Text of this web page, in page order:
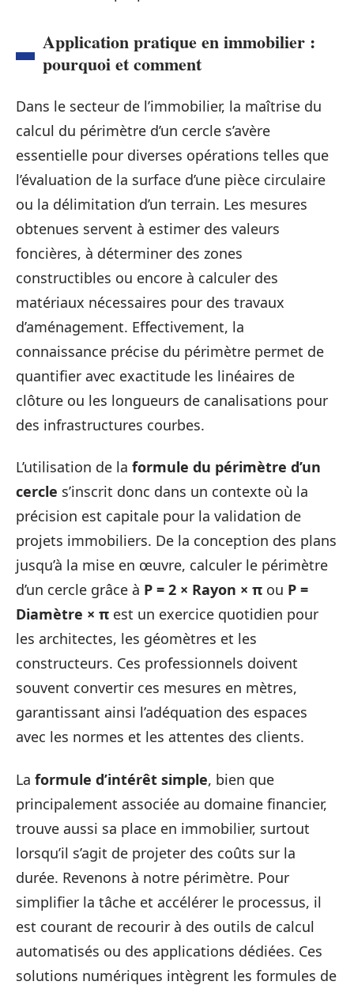
Application pratique en immobilier :
pourquoi et comment
Dans le secteur de l’immobilier, la maîtrise du
calcul du périmètre d’un cercle s’avère
essentielle pour diverses opérations telles que
l’évaluation de la surface d’une pièce circulaire
ou la délimitation d’un terrain. Les mesures
obtenues servent à estimer des valeurs
foncières, à déterminer des zones
constructibles ou encore à calculer des
matériaux nécessaires pour des travaux
d’aménagement. Effectivement, la
connaissance précise du périmètre permet de
quantifier avec exactitude les linéaires de
clôture ou les longueurs de canalisations pour
des infrastructures courbes.
L’utilisation de la formule du périmètre d’un
cercle s’inscrit donc dans un contexte où la
précision est capitale pour la validation de
projets immobiliers. De la conception des plans
jusqu’à la mise en œuvre, calculer le périmètre
d’un cercle grâce à P = 2 × Rayon × π ou P =
Diamètre × π est un exercice quotidien pour
les architectes, les géomètres et les
constructeurs. Ces professionnels doivent
souvent convertir ces mesures en mètres,
garantissant ainsi l’adéquation des espaces
avec les normes et les attentes des clients.
La formule d’intérêt simple, bien que
principalement associée au domaine financier,
trouve aussi sa place en immobilier, surtout
lorsqu’il s’agit de projeter des coûts sur la
durée. Revenons à notre périmètre. Pour
simplifier la tâche et accélérer le processus, il
est courant de recourir à des outils de calcul
automatisés ou des applications dédiées. Ces
solutions numériques intègrent les formules de